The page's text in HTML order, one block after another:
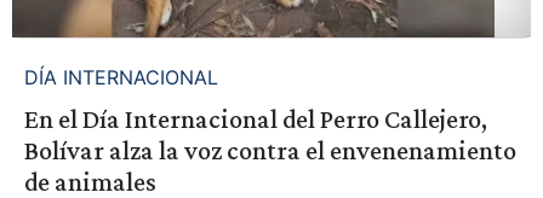
DÍA INTERNACIONAL
En el Día Internacional del Perro Callejero,
Bolívar alza la voz contra el envenenamiento
de animales